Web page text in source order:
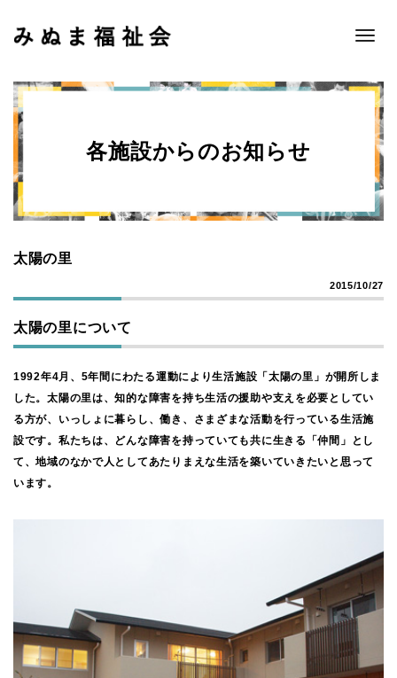
Toggle
各施設からのお知らせ
太陽の里
2015/10/27
太陽の里について
1992年4月、5年間にわたる運動により生活施設「太陽の里」が開所しま
した。太陽の里は、知的な障害を持ち生活の援助や支えを必要としてい
る方が、いっしょに暮らし、働き、さまざまな活動を行っている生活施
設です。私たちは、どんな障害を持っていても共に生きる「仲間」とし
て、地域のなかで人としてあたりまえな生活を築いていきたいと思って
います。